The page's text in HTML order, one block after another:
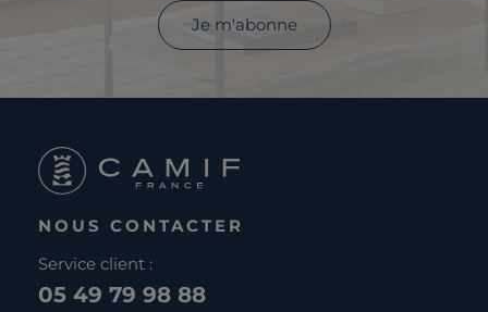
Je m'abonne
NOUS CONTACTER
Service client :
05 49 79 98 88